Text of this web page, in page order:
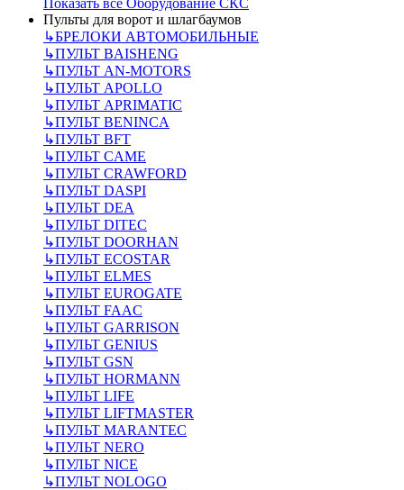
Показать все Оборудование СКС
Пульты для ворот и шлагбаумов
↳БРЕЛОКИ АВТОМОБИЛЬНЫЕ
↳ПУЛЬТ BAISHENG
↳ПУЛЬТ AN-MOTORS
↳ПУЛЬТ APOLLO
↳ПУЛЬТ APRIMATIC
↳ПУЛЬТ BENINCA
↳ПУЛЬТ BFT
↳ПУЛЬТ CAME
↳ПУЛЬТ CRAWFORD
↳ПУЛЬТ DASPI
↳ПУЛЬТ DEA
↳ПУЛЬТ DITEC
↳ПУЛЬТ DOORHAN
↳ПУЛЬТ ECOSTAR
↳ПУЛЬТ ELMES
↳ПУЛЬТ EUROGATE
↳ПУЛЬТ FAAC
↳ПУЛЬТ GARRISON
↳ПУЛЬТ GENIUS
↳ПУЛЬТ GSN
↳ПУЛЬТ HORMANN
↳ПУЛЬТ LIFE
↳ПУЛЬТ LIFTMASTER
↳ПУЛЬТ MARANTEC
↳ПУЛЬТ NERO
↳ПУЛЬТ NICE
↳ПУЛЬТ NOLOGO